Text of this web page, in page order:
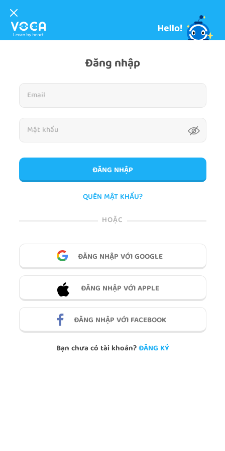
Đăng nhập
ĐĂNG NHẬP
QUÊN MẬT KHẨU?
HOẶC
ĐĂNG NHẬP VỚI GOOGLE
ĐĂNG NHẬP VỚI APPLE
ĐĂNG NHẬP VỚI FACEBOOK
Bạn chưa có tài khoản?ĐĂNG KÝ